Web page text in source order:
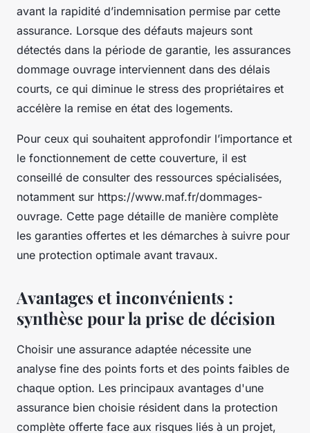
avant la rapidité d’indemnisation permise par cette
assurance. Lorsque des défauts majeurs sont
détectés dans la période de garantie, les assurances
dommage ouvrage interviennent dans des délais
courts, ce qui diminue le stress des propriétaires et
accélère la remise en état des logements.
Pour ceux qui souhaitent approfondir l’importance et
le fonctionnement de cette couverture, il est
conseillé de consulter des ressources spécialisées,
notamment sur https://www.maf.fr/dommages-
ouvrage. Cette page détaille de manière complète
les garanties offertes et les démarches à suivre pour
une protection optimale avant travaux.
Avantages et inconvénients :
synthèse pour la prise de décision
Choisir une assurance adaptée nécessite une
analyse fine des points forts et des points faibles de
chaque option. Les principaux avantages d'une
assurance bien choisie résident dans la protection
complète offerte face aux risques liés à un projet,